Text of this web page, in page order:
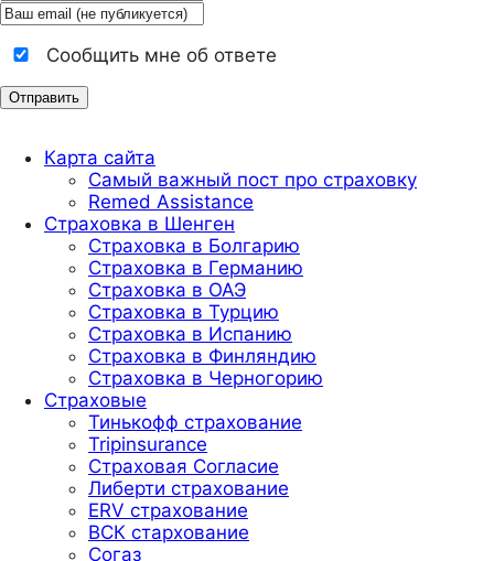
Сообщить мне об ответе
Карта сайта
Самый важный пост про страховку
Remed Assistance
Страховка в Шенген
Страховка в Болгарию
Страховка в Германию
Страховка в ОАЭ
Страховка в Турцию
Страховка в Испанию
Страховка в Финляндию
Страховка в Черногорию
Страховые
Тинькофф страхование
Tripinsurance
Страховая Согласие
Либерти страхование
ERV страхование
ВСК стархование
Согаз